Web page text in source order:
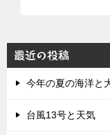
最近の投稿
今年の夏の海洋と
台風13号と天気